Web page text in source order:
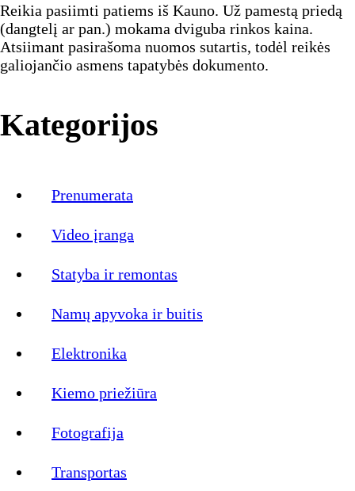
Reikia pasiimti patiems iš Kauno. Už pamestą priedą
(dangtelį ar pan.) mokama dviguba rinkos kaina.
Atsiimant pasirašoma nuomos sutartis, todėl reikės
galiojančio asmens tapatybės dokumento.
Kategorijos
Prenumerata
Video įranga
Statyba ir remontas
Namų apyvoka ir buitis
Elektronika
Kiemo priežiūra
Fotografija
Transportas